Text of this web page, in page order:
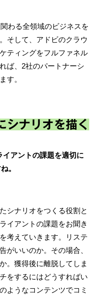
わる全領域のビジネスを
そして、アドビのクラウ
ティングをフルファネル
ば、2社のパートナーシ
す。
シナリオを描く
アントの課題を適切に
。
シナリオをつくる役割と
イアントの課題をお聞き
考えていきます。リステ
がいいのか。その場合、
。獲得後に離脱してしま
をするにはどうすればい
ようなコンテンツでコミ